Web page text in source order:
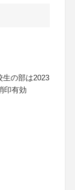
の部は2023
印有効